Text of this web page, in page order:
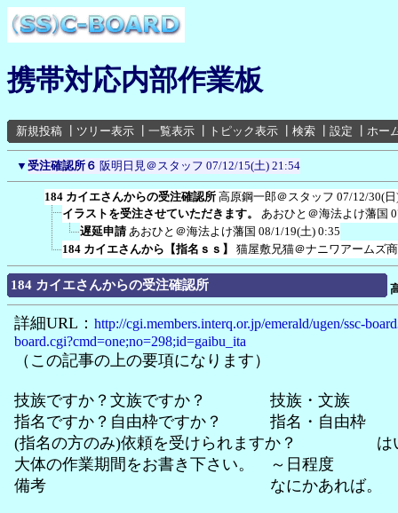
携帯対応内部作業板
新規投稿 ツリー表示 一覧表示 トピック表示 検索 設定 ホー
▼ 受注確認所６ 阪明日見＠スタッフ 07/12/15(土) 21:54
184 カイエさんからの受注確認所 高原鋼一郎＠スタッフ 07/12/30(
イラストを受注させていただきます。
あおひと＠海法よけ藩国
遅延申請 あおひと＠海法よけ藩国 08/1/19(土) 0:35
184 カイエさんから【指名ｓｓ】
猫屋敷兄猫＠ナニワアームズ
184 カイエさんからの受注確認所
詳細URL： http://cgi.members.interq.or.jp/emerald/ugen/ssc-
board.cgi?cmd=one;no=298;id=gaibu_ita
（この記事の上の要項になります）
技族ですか？文族ですか？ 技族・文族
指名ですか？自由枠ですか？ 指名・自由枠
(指名の方のみ)依頼を受けられますか？ は
大体の作業期間をお書き下さい。 ～日程度
備考 なにかあれば。